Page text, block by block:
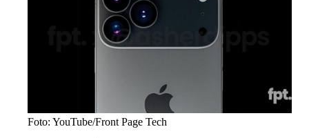
Foto: YouTube/Front Page Tech